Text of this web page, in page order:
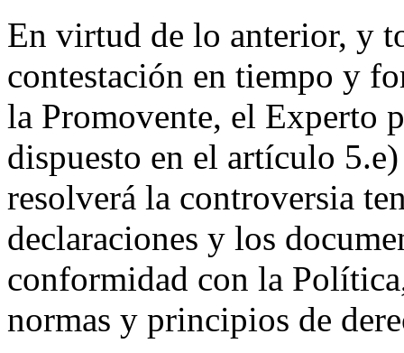
En virtud de lo anterior, y
contestación en tiempo y
la Promovente, el Experto
dispuesto en el artículo
resolverá la controversia
declaraciones y los
conformidad con la
normas y principios de